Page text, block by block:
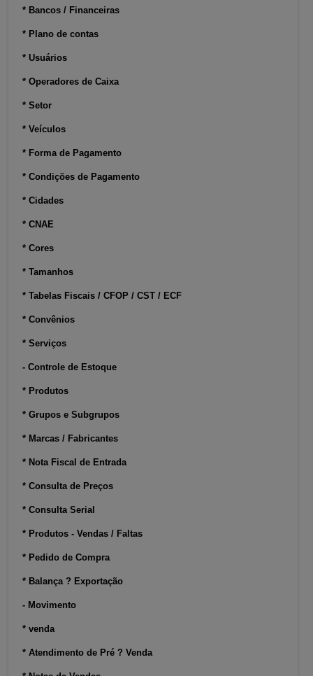
* Bancos / Financeiras
* Plano de contas
* Usuários
* Operadores de Caixa
* Setor
* Veículos
* Forma de Pagamento
* Condições de Pagamento
* Cidades
* CNAE
* Cores
* Tamanhos
* Tabelas Fiscais / CFOP / CST / ECF
* Convênios
* Serviços
- Controle de Estoque
* Produtos
* Grupos e Subgrupos
* Marcas / Fabricantes
* Nota Fiscal de Entrada
* Consulta de Preços
* Consulta Serial
* Produtos - Vendas / Faltas
* Pedido de Compra
* Balança ? Exportação
- Movimento
* venda
* Atendimento de Pré ? Venda